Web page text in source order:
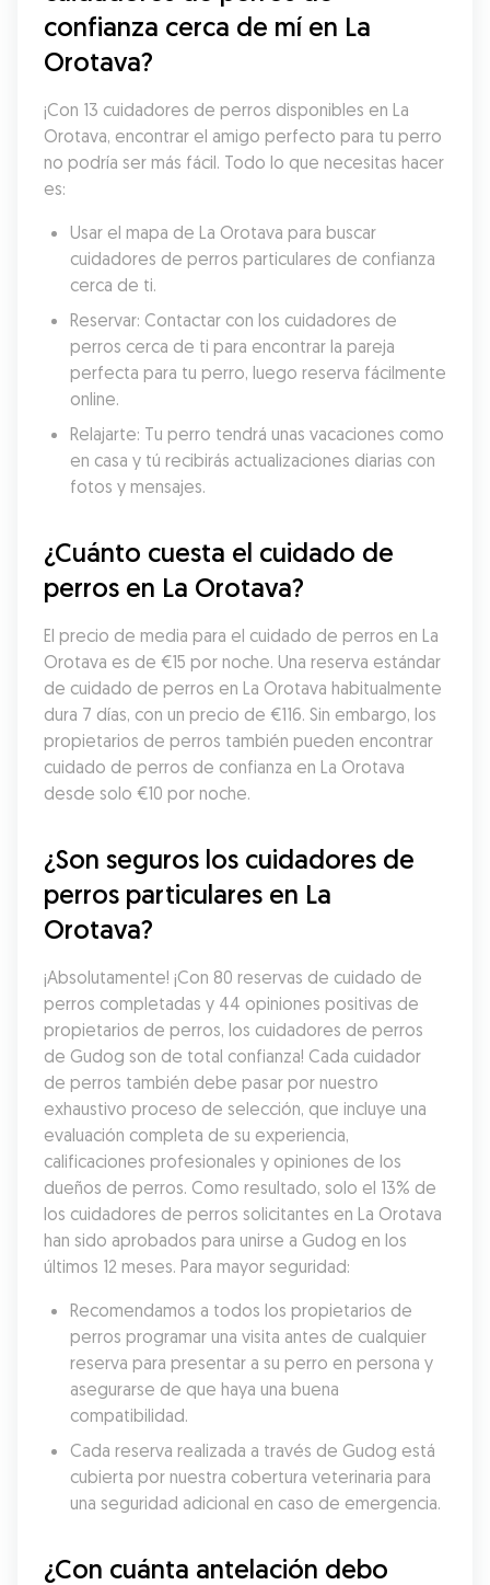
confianza cerca de mí en La
Orotava?
¡Con 13 cuidadores de perros disponibles en La
Orotava, encontrar el amigo perfecto para tu perro
no podría ser más fácil. Todo lo que necesitas hacer
es:
Usar el mapa de La Orotava para buscar
cuidadores de perros particulares de confianza
cerca de ti.
Reservar: Contactar con los cuidadores de
perros cerca de ti para encontrar la pareja
perfecta para tu perro, luego reserva fácilmente
online.
Relajarte: Tu perro tendrá unas vacaciones como
en casa y tú recibirás actualizaciones diarias con
fotos y mensajes.
¿Cuánto cuesta el cuidado de
perros en La Orotava?
El precio de media para el cuidado de perros en La
Orotava es de €15 por noche. Una reserva estándar
de cuidado de perros en La Orotava habitualmente
dura 7 días, con un precio de €116. Sin embargo, los
propietarios de perros también pueden encontrar
cuidado de perros de confianza en La Orotava
desde solo €10 por noche.
¿Son seguros los cuidadores de
perros particulares en La
Orotava?
¡Absolutamente! ¡Con 80 reservas de cuidado de
perros completadas y 44 opiniones positivas de
propietarios de perros, los cuidadores de perros
de Gudog son de total confianza! Cada cuidador
de perros también debe pasar por nuestro
exhaustivo proceso de selección, que incluye una
evaluación completa de su experiencia,
calificaciones profesionales y opiniones de los
dueños de perros. Como resultado, solo el 13% de
los cuidadores de perros solicitantes en La Orotava
han sido aprobados para unirse a Gudog en los
últimos 12 meses. Para mayor seguridad:
Recomendamos a todos los propietarios de
perros programar una visita antes de cualquier
reserva para presentar a su perro en persona y
asegurarse de que haya una buena
compatibilidad.
Cada reserva realizada a través de Gudog está
cubierta por nuestra cobertura veterinaria para
una seguridad adicional en caso de emergencia.
¿Con cuánta antelación debo